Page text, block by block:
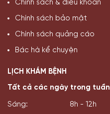
Chính sách & điều khoản
Chính sách bảo mật
Chính sách quảng cáo
Bác hà kể chuyện
LỊCH KHÁM BỆNH
Tất cả các ngày trong tuần
Sáng: 8h - 12h